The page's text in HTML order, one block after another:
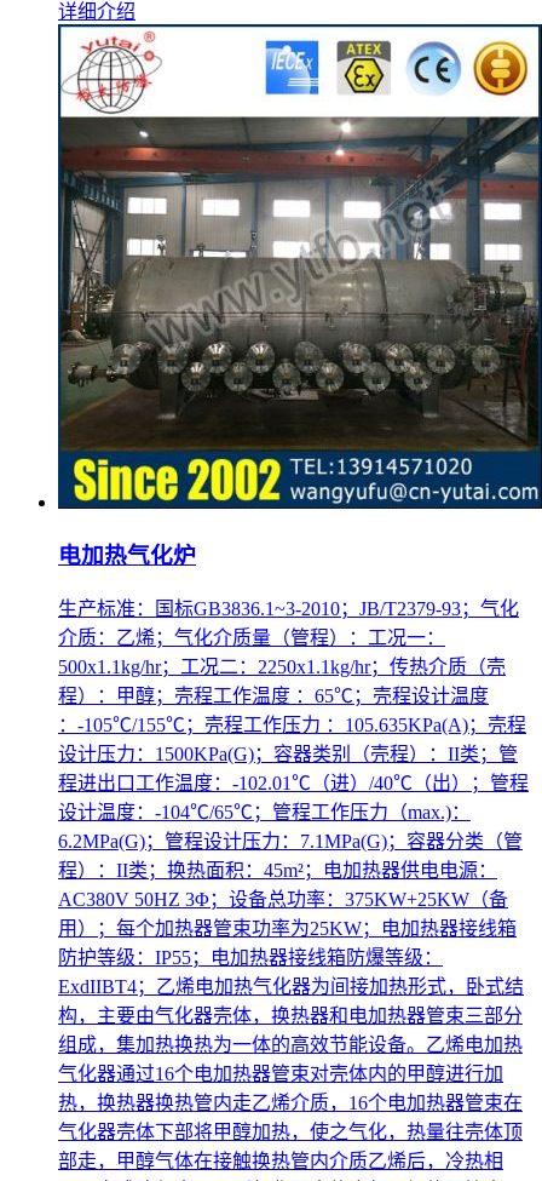
详细介绍
电加热气化炉
生产标准：国标GB3836.1~3-2010；JB/T2379-93；气化
介质：乙烯；气化介质量（管程）：工况一：
500x1.1kg/hr；工况二：2250x1.1kg/hr；传热介质（壳
程）：甲醇；壳程工作温度 ：65℃；壳程设计温度
：-105℃/155℃；壳程工作压力 ：105.635KPa(A)；壳程
设计压力：1500KPa(G)；容器类别（壳程）：II类；管
程进出口工作温度：-102.01℃（进）/40℃（出）；管程
设计温度：-104℃/65℃；管程工作压力（max.)：
6.2MPa(G)；管程设计压力：7.1MPa(G)；容器分类（管
程）：II类；换热面积：45m²；电加热器供电电源：
AC380V 50HZ 3Φ；设备总功率：375KW+25KW（备
用）；每个加热器管束功率为25KW；电加热器接线箱
防护等级：IP55；电加热器接线箱防爆等级：
ExdIIBT4；乙烯电加热气化器为间接加热形式，卧式结
构，主要由气化器壳体，换热器和电加热器管束三部分
组成，集加热换热为一体的高效节能设备。乙烯电加热
气化器通过16个电加热器管束对壳体内的甲醇进行加
热，换热器换热管内走乙烯介质，16个电加热器管束在
气化器壳体下部将甲醇加热，使之气化，热量往壳体顶
部走，甲醇气体在接触换热管内介质乙烯后，冷热相